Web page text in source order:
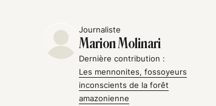
Journaliste
Marion Molinari
Dernière contribution :
Les mennonites, fossoyeurs
inconscients de la forêt
amazonienne